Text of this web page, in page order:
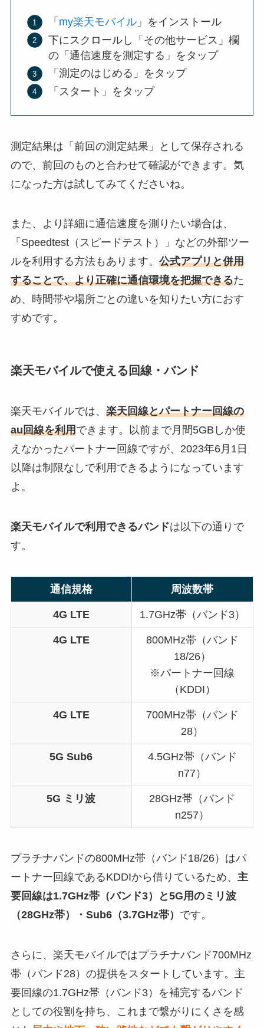
「 my楽天モバイル」をインストール
下にスクロールし「その他サービス」欄
の「通信速度を測定する」をタップ
「測定のはじめる」をタップ
「スタート」をタップ
測定結果は「前回の測定結果」として保存される
ので、前回のものと合わせて確認ができます。気
になった方は試してみてくださいね。
また、より詳細に通信速度を測りたい場合は、
「Speedtest（スピードテスト）」などの外部ツー
ルを利用する方法もあります。 公式アプリと併用
することで、より正確に通信環境を把握できるた
め、時間帯や場所ごとの違いを知りたい方におす
すめです。
楽天モバイルで使える回線・バンド
楽天モバイルでは、 楽天回線とパートナー回線の
au回線を利用できます。以前まで月間5GBしか使
えなかったパートナー回線ですが、2023年6月1日
以降は制限なしで利用できるようになっています
よ。
楽天モバイルで利用できるバンドは以下の通りで
す。
通信規格 周波数帯
4G LTE 1.7GHz帯（バンド3）
4G LTE
800MHz帯（バンド
18/26）
※パートナー回線
（KDDI）
4G LTE
700MHz帯（バンド
28）
5G Sub6
4.5GHz帯（バンド
n77）
5G ミリ波
28GHz帯（バンド
n257）
プラチナバンドの800MHz帯（バンド18/26）はパ
ートナー回線であるKDDIから借りているため、 主
要回線は1.7GHz帯（バンド3）と5G用のミリ波
（28GHz帯）・Sub6（3.7GHz帯） です。
さらに、楽天モバイルではプラチナバンド700MHz
帯（バンド28）の提供をスタートしています。主
要回線の1.7GHz帯（バンド3）を補完するバンド
としての役割を持ち、これまで繋がりにくさを感